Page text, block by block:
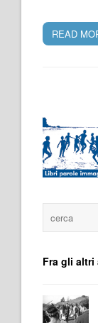
READ
Fra gli